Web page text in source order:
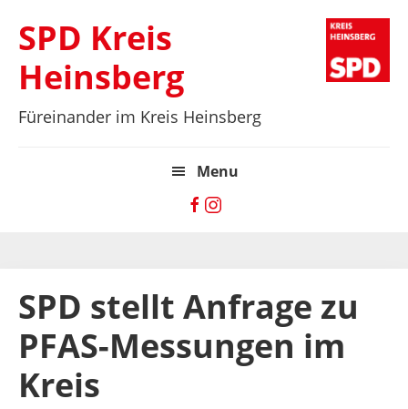
Hauptnavigation
springen
main
content
Hauptsidebar
springen
SPD Kreis
Heinsberg
Füreinander im Kreis Heinsberg
Menu
SPD stellt Anfrage zu
PFAS-Messungen im
Kreis